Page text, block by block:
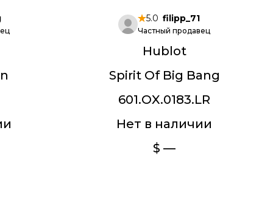
5.0 filipp_71
Частный продавец
Hublot
Spirit Of Big Bang
601.OX.0183.LR
Нет в наличии
$ —